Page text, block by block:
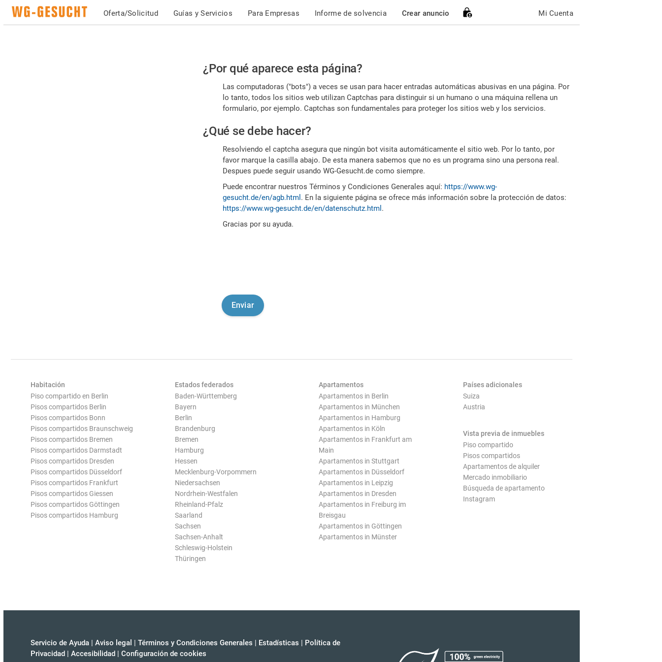
Oferta/Solicitud Guías y Servicios Para Empresas Informe de solvencia Crear anuncio Mi Cuenta
Por
favor,
confirme
es
humano
¿Por qué aparece esta página?
Las computadoras ("bots") a veces se usan para hacer entradas automáticas abusivas en una página. Por
lo tanto, todos los sitios web utilizan Captchas para distinguir si un humano o una máquina rellena un
formulario, por ejemplo. Captchas son fundamentales para proteger los sitios web y los servicios.
¿Qué se debe hacer?
Resolviendo el captcha asegura que ningún bot visita automáticamente el sitio web. Por lo tanto, por
favor marque la casilla abajo. De esta manera sabemos que no es un programa sino una persona real.
Despues puede seguir usando WG-Gesucht.de como siempre.
Puede encontrar nuestros Términos y Condiciones Generales aquí: https://www.wg-
gesucht.de/en/agb.html . En la siguiente página se ofrece más información sobre la protección de datos:
https://www.wg-gesucht.de/en/datenschutz.html .
Gracias por su ayuda.
Habitación
Piso compartido en Berlin
Pisos compartidos Berlin
Pisos compartidos Bonn
Pisos compartidos Braunschweig
Pisos compartidos Bremen
Pisos compartidos Darmstadt
Pisos compartidos Dresden
Pisos compartidos Düsseldorf
Pisos compartidos Frankfurt
Pisos compartidos Giessen
Pisos compartidos Göttingen
Pisos compartidos Hamburg
Estados federados
Baden-Württemberg
Bayern
Berlin
Brandenburg
Bremen
Hamburg
Hessen
Mecklenburg-Vorpommern
Niedersachsen
Nordrhein-Westfalen
Rheinland-Pfalz
Saarland
Sachsen
Sachsen-Anhalt
Schleswig-Holstein
Thüringen
Apartamentos
Apartamentos in Berlin
Apartamentos in München
Apartamentos in Hamburg
Apartamentos in Köln
Apartamentos in Frankfurt am
Main
Apartamentos in Stuttgart
Apartamentos in Düsseldorf
Apartamentos in Leipzig
Apartamentos in Dresden
Apartamentos in Freiburg im
Breisgau
Apartamentos in Göttingen
Apartamentos in Münster
Países adicionales
Suiza
Austria
Vista previa de inmuebles
Piso compartido
Pisos compartidos
Apartamentos de alquiler
Mercado inmobiliario
Búsqueda de apartamento
Instagram
Servicio de Ayuda | Aviso legal | Términos y Condiciones Generales | Estadísticas | Política de
Privacidad | Accesibilidad | Configuración de cookies